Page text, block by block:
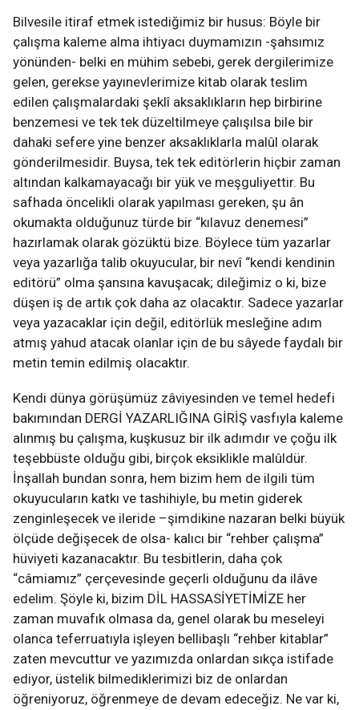
Bilvesile itiraf etmek istediğimiz bir husus: Böyle bir
çalışma kaleme alma ihtiyacı duymamızın -şahsımız
yönünden- belki en mühim sebebi, gerek dergilerimize
gelen, gerekse yayınevlerimize kitab olarak teslim
edilen çalışmalardaki şeklî aksaklıkların hep birbirine
benzemesi ve tek tek düzeltilmeye çalışılsa bile bir
dahaki sefere yine benzer aksaklıklarla malûl olarak
gönderilmesidir. Buysa, tek tek editörlerin hiçbir zaman
altından kalkamayacağı bir yük ve meşguliyettir. Bu
safhada öncelikli olarak yapılması gereken, şu ân
okumakta olduğunuz türde bir “kılavuz denemesi”
hazırlamak olarak gözüktü bize. Böylece tüm yazarlar
veya yazarlığa talib okuyucular, bir nevî “kendi kendinin
editörü” olma şansına kavuşacak; dileğimiz o ki, bize
düşen iş de artık çok daha az olacaktır. Sadece yazarlar
veya yazacaklar için değil, editörlük mesleğine adım
atmış yahud atacak olanlar için de bu sâyede faydalı bir
metin temin edilmiş olacaktır.
Kendi dünya görüşümüz zâviyesinden ve temel hedefi
bakımından DERGİ YAZARLIĞINA GİRİŞ vasfıyla kaleme
alınmış bu çalışma, kuşkusuz bir ilk adımdır ve çoğu ilk
teşebbüste olduğu gibi, birçok eksiklikle malûldür.
İnşallah bundan sonra, hem bizim hem de ilgili tüm
okuyucuların katkı ve tashihiyle, bu metin giderek
zenginleşecek ve ileride –şimdikine nazaran belki büyük
ölçüde değişecek de olsa- kalıcı bir “rehber çalışma”
hüviyeti kazanacaktır. Bu tesbitlerin, daha çok
“câmiamız” çerçevesinde geçerli olduğunu da ilâve
edelim. Şöyle ki, bizim DİL HASSASİYETİMİZE her
zaman muvafık olmasa da, genel olarak bu meseleyi
olanca teferruatıyla işleyen bellibaşlı “rehber kitablar”
zaten mevcuttur ve yazımızda onlardan sıkça istifade
ediyor, üstelik bilmediklerimizi biz de onlardan
öğreniyoruz, öğrenmeye de devam edeceğiz. Ne var ki,